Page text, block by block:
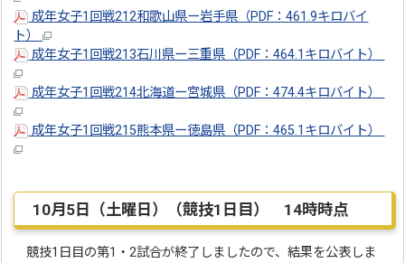
成年女子1回戦212和歌山県ー岩手県（PDF：461.9キロバイ
ト）
成年女子1回戦213石川県ー三重県（PDF：464.1キロバイト）
成年女子1回戦214北海道ー宮城県（PDF：474.4キロバイト）
成年女子1回戦215熊本県ー徳島県（PDF：465.1キロバイト）
10月5日（土曜日）（競技1日目） 14時時点
競技1日目の第1・2試合が終了しましたので、結果を公表しま